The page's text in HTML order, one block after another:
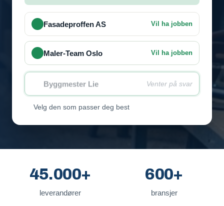
Fasadeproffen AS Vil ha jobben
Maler-Team Oslo Vil ha jobben
Byggmester Lie Venter på svar
Velg den som passer deg best
45.000+
leverandører
600+
bransjer